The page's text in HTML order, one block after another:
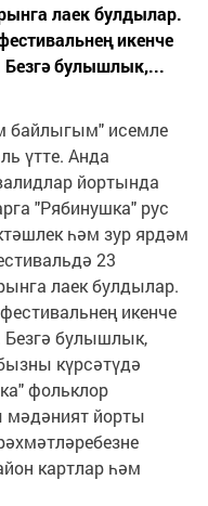
лаек булдылар.
икенче
булышлык,...
байлыгым" исемле
үтте. Анда
йортында
"Рябинушка" рус
һәм зур ярдәм
23
лаек булдылар.
икенче
булышлык,
күрсәтүдә
фольклор
мәдәният йорты
картлар һәм